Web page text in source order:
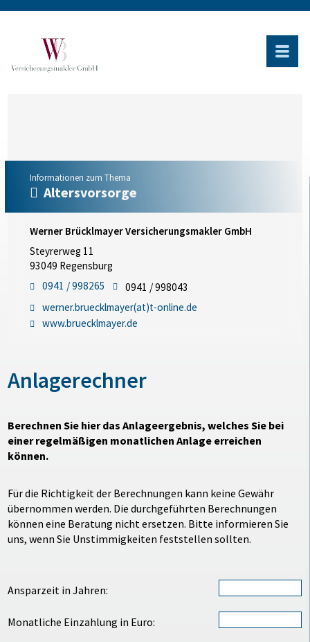
Informationen zum Thema
Altersvorsorge
Werner Brücklmayer Versicherungsmakler GmbH
Steyrerweg 11
93049 Regensburg
0941 / 998265
0941 / 998043
werner.bruecklmayer(at)t-online.de
www.bruecklmayer.de
Anlagerechner
Berechnen Sie hier das Anlageergebnis, welches Sie bei
einer regelmäßigen monatlichen Anlage erreichen
können.
Für die Richtigkeit der Berechnungen kann keine Gewähr
übernommen werden. Die durchgeführten Berechnungen
können eine Beratung nicht ersetzen. Bitte informieren Sie
uns, wenn Sie Unstimmigkeiten feststellen sollten.
Ansparzeit in Jahren:
Monatliche Einzahlung in Euro: